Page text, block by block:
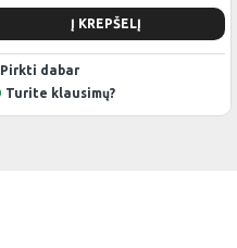
Į KREPŠELĮ
Pirkti dabar
Turite klausimų?